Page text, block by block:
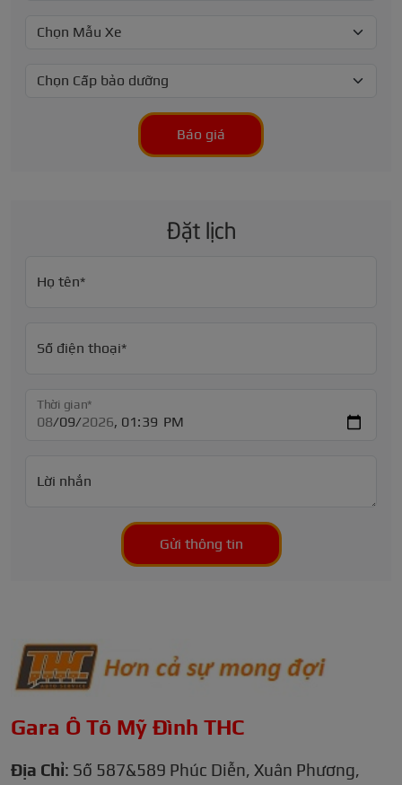
Báo giá
Đặt lịch
Họ tên*
Số điện thoại*
Thời gian*
Lời nhắn
Gửi thông tin
Gara Ô Tô Mỹ Đình THC
Địa Chỉ: Số 587&589 Phúc Diễn, Xuân Phương,